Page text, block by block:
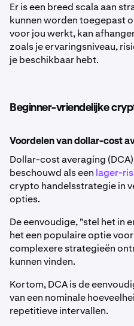
Er is een breed scala aan
kunnen worden toegepast
voor jou werkt, kan
zoals je ervaringsniveau,
je beschikbaar hebt.
Beginner-vriendelijke
Voordelen van dollar-cost
Dollar-cost averaging
beschouwd als een lager-
crypto handelsstrategie in
opties.
De eenvoudige, "stel het in
het een populaire optie
complexere strategieën
kunnen vinden.
Kortom, DCA is de
van een nominale
repetitieve intervallen.